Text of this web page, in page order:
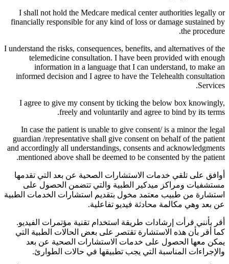
I shall not hold the Medcare medical center authorities legally or
financially responsible for any kind of loss or damage sustained by
the procedure.
I understand the risks, consequences, benefits, and alternatives of the
telemedicine consultation. I have been provided with enough
information in a language that I can understand, to make an
informed decision and I agree to have the Telehealth consultation
Services.
I agree to give my consent by ticking the below box knowingly,
freely and voluntarily and agree to bind by its terms.
In case the patient is unable to give consent/ is a minor the legal
guardian /representative shall give consent on behalf of the patient
and accordingly all understandings, consents and acknowledgments
mentioned above shall be deemed to be consented by the patient.
أوافق على تلقي خدمات الاستشارات الصحية عن بعد التي تقدمها
مستشفيات ومراكز ميدكير الطبية والتي تتضمن الحصول على
استشارة من طبيب معتمد مخول بتقديم استشارات الخدمات الطبية
عن بعد وهي مكالمة محادثة فيديو تفاعلية.
أقر بأنني قرأت إرشادات طريقة استخدام تقنية مؤتمرات الفيديو.
كما أقر بأن هذه الاستشارة تقتصر على بعض الحالات الطبية التي
يمكن معها الحصول على خدمات الاستشارات الصحية عن بعد
والإجراءات المناسبة التي يجب تطبيقها في حالات الطوارئ.